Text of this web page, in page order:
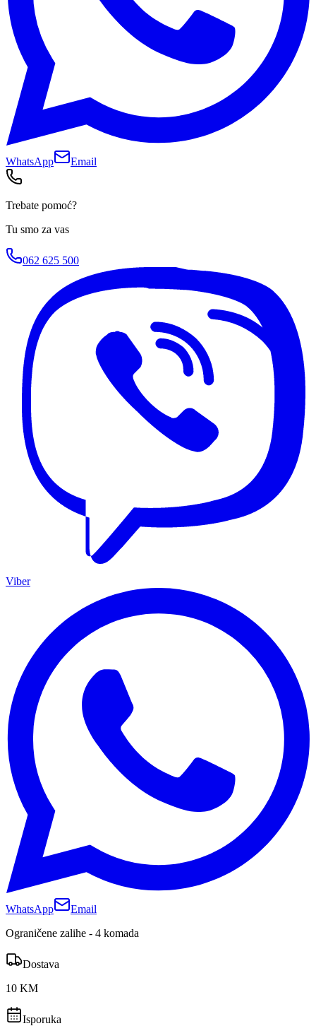
WhatsApp Email
Trebate pomoć?
Tu smo za vas
062 625 500
Viber
WhatsApp
Email
Ograničene zalihe - 4 komada
Dostava
10 KM
Isporuka